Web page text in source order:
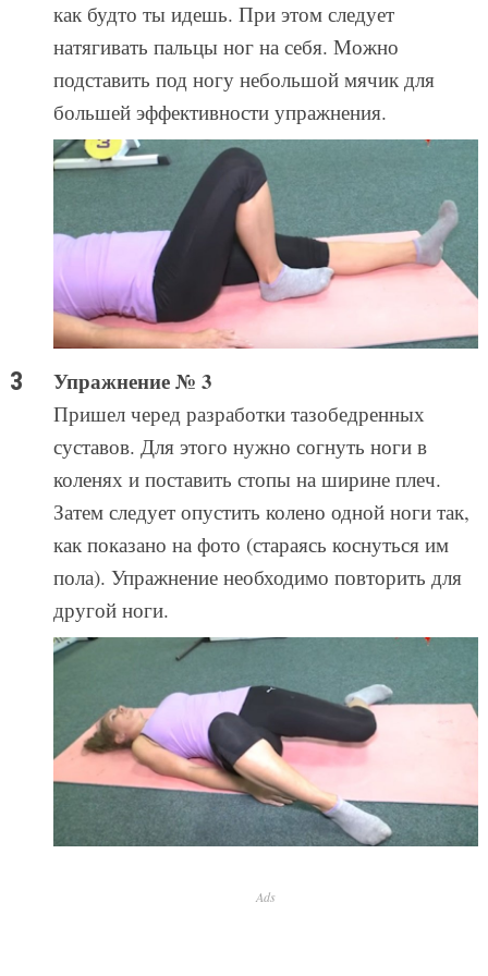
как будто ты идешь. При этом следует
натягивать пальцы ног на себя. Можно
подставить под ногу небольшой мячик для
большей эффективности упражнения.
Упражнение № 3
Пришел черед разработки тазобедренных
суставов. Для этого нужно согнуть ноги в
коленях и поставить стопы на ширине плеч.
Затем следует опустить колено одной ноги так,
как показано на фото (стараясь коснуться им
пола). Упражнение необходимо повторить для
другой ноги.
Ads